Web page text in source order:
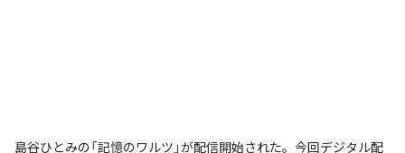
島谷ひとみの「記憶のワルツ」が配信開始された。今回デジタル配